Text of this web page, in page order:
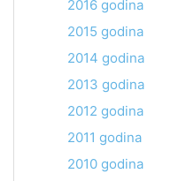
2016 godina
2015 godina
2014 godina
2013 godina
2012 godina
2011 godina
2010 godina